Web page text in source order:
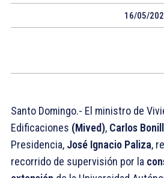
16/05/
Santo Domingo.- El ministro de
Edificaciones (Mived), Carlos
Presidencia, José Ignacio Paliza,
recorrido de supervisión por la